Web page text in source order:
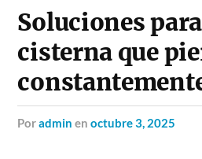
Soluciones
cisterna que
poradmin enoctubre 3, 2025